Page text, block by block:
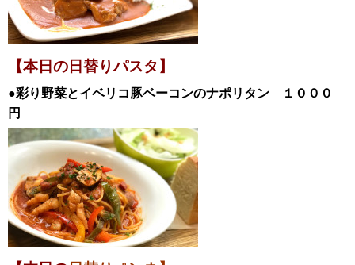
【本日の日替りパスタ】
●彩り野菜とイベリコ豚ベーコンのナポリタン
１０００
円